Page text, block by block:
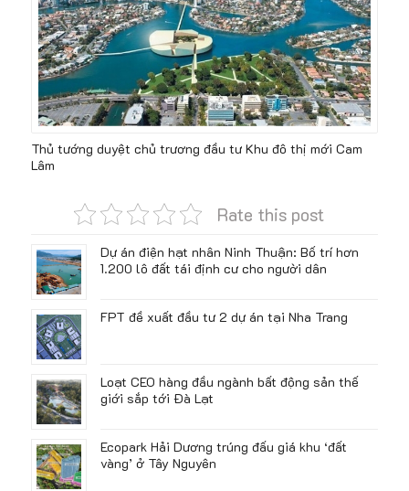
Thủ tướng duyệt chủ trương đầu tư Khu đô thị mới Cam
Lâm
Rate this post
Dự án điện hạt nhân Ninh Thuận: Bố trí hơn
1.200 lô đất tái định cư cho người dân
FPT đề xuất đầu tư 2 dự án tại Nha Trang
Loạt CEO hàng đầu ngành bất động sản thế
giới sắp tới Đà Lạt
Ecopark Hải Dương trúng đấu giá khu ‘đất
vàng’ ở Tây Nguyên